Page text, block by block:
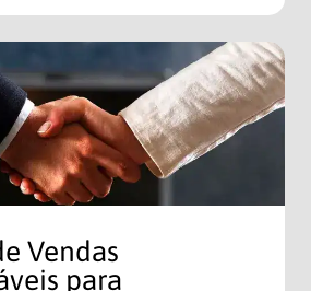
Vendas
para